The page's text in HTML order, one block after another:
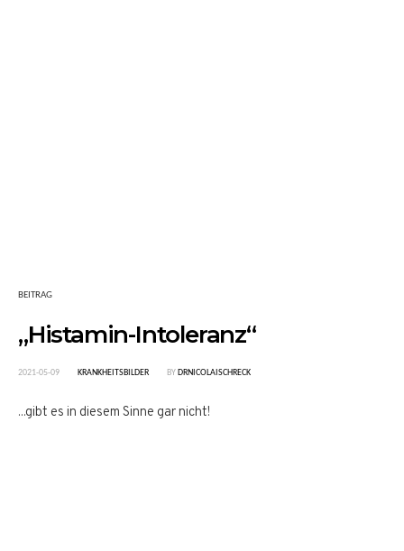
BEITRAG
„Histamin-Intoleranz“
2021-05-09 KRANKHEITSBILDER BY DRNICOLAISCHRECK
...gibt es in diesem Sinne gar nicht!